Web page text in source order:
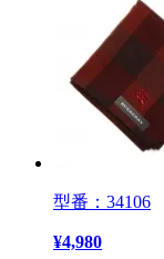
型番：34106
¥4,980